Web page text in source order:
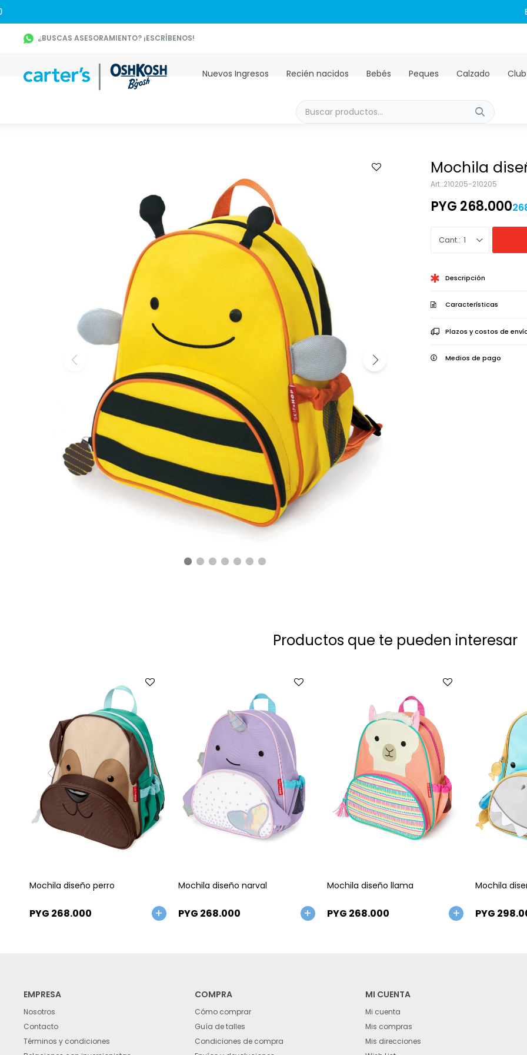
Envíos GRATIS a todo el país en compras mayores a PYG
Nuevos Ingresos Recién nacidos Bebés Peques Calzado
¿BUSCAS ASESORAMIENTO? ¡ESCRÍBENOS!
Mochila
210205-210205
PYG 268.000
1
Descripción
Características
Plazos y costos de
Medios de pago
Productos que te pueden interesar
Mochila diseño perro
PYG 268.000
Mochila diseño narval
PYG 268.000
Mochila diseño llama
PYG 268.000
Mochila
PYG
EMPRESA
Nosotros
Contacto
Términos y condiciones
COMPRA
Cómo comprar
Guía de talles
Condiciones de compra
MI CUENTA
Mi cuenta
Mis compras
Mis direcciones